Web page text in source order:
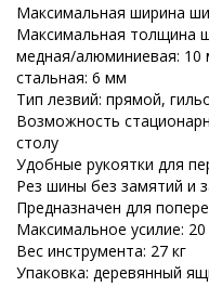
Максимальная ширина
Максимальная толщина
медная/алюминиевая: 10
стальная: 6 мм
Тип лезвий: прямой,
Возможность
столу
Удобные рукоятки для
Рез шины без замятий и
Предназначен для
Максимальное усилие: 20
Вес инструмента: 27 кг
Упаковка: деревянный